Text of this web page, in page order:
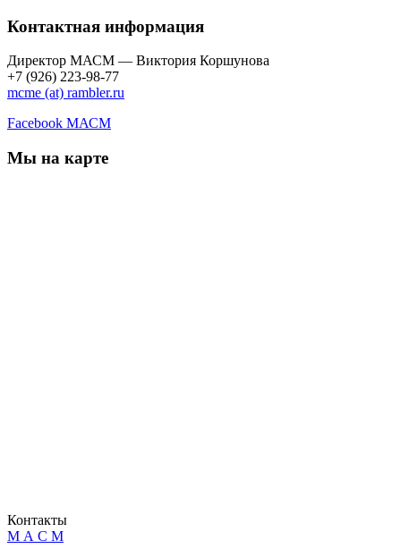
Контактная информация
Директор МАСМ — Виктория Коршунова
+7 (926) 223-98-77
mcme (at) rambler.ru
Facebook МАСМ
Мы на карте
Контакты
М А С М